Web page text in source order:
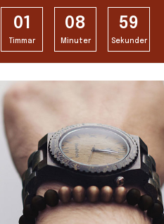
01
Timmar
08
Minuter
59
Sekunder